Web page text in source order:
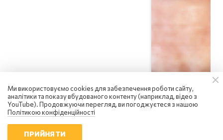
Ми використовуємо cookies для забезпечення роботи сайту,
аналітики та показу вбудованого контенту (наприклад, відео з
YouTube). Продовжуючи перегляд, ви погоджуєтеся з нашою
Політикою конфіденційності
ПРИЙНЯТИ